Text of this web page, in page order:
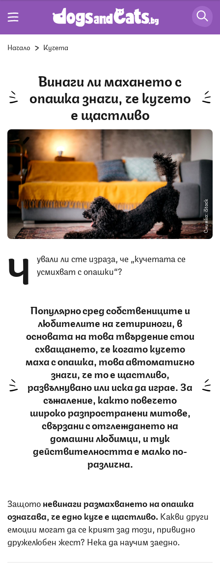
Начало Кучета
Винаги ли махането с
опашка значи, че кучето
е щастливо
Снимка: iStock
Ч
ували ли сте израза, че „кучетата се
усмихват с опашки“?
Популярно сред собствениците и
любителите на четириноги, в
основата на това твърдение стои
схващането, че когато кучето
маха с опашка, това автоматично
значи, че то е щастливо,
развълнувано или иска да играе. За
съжаление, както повечето
широко разпространени митове,
свързани с отглеждането на
домашни любимци, и тук
действителността е малко по-
различна.
Защотоневинаги размахването на опашка
означава, че едно куче е щастливо. Какви други
емоции могат да се крият зад този, привидно
дружелюбен жест? Нека да научим заедно.